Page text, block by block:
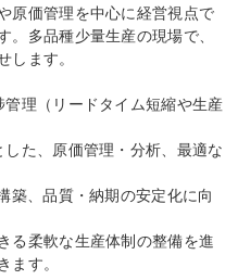
原価管理を中心に経営視点で
。多品種少量生産の現場で、
します。
理（リードタイム短縮や生産
た、原価管理・分析、最適な
築、品質・納期の安定化に向
る柔軟な生産体制の整備を進
ます。